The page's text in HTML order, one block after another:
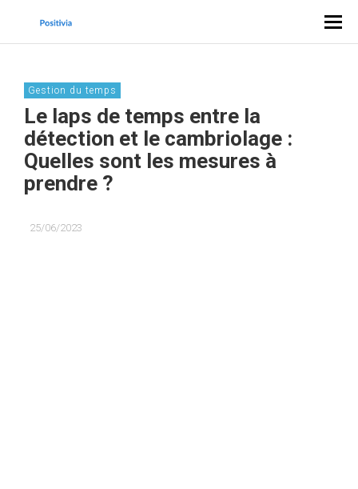
Gestion du temps
Le laps de temps entre la
détection et le cambriolage :
Quelles sont les mesures à
prendre ?
25/06/2023